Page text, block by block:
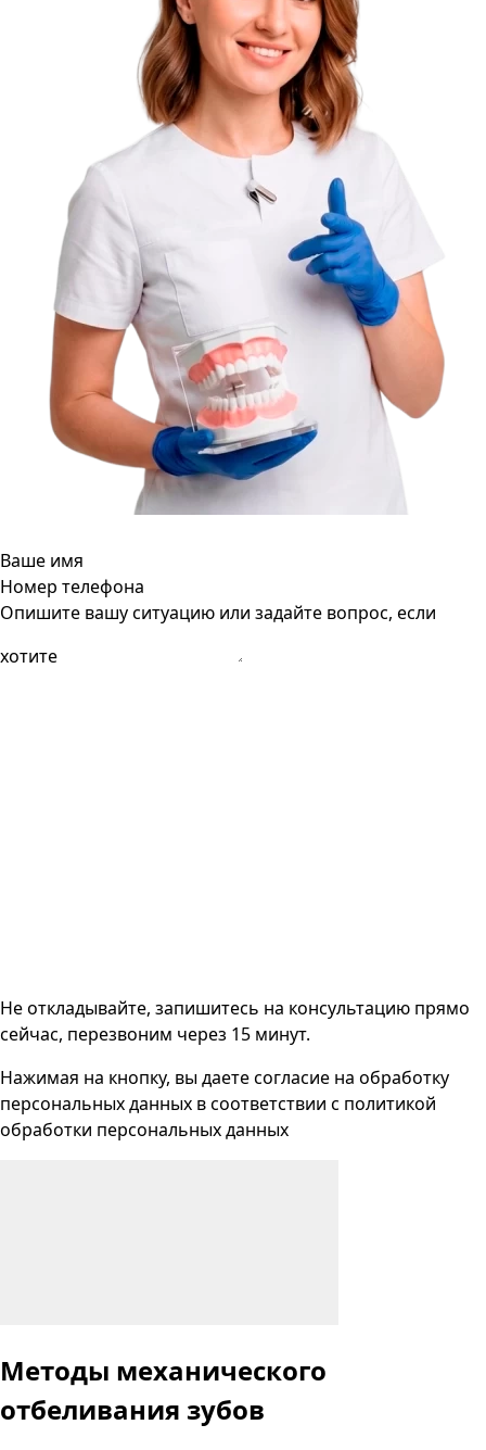
Ваше имя
Номер телефона
Опишите вашу ситуацию или задайте вопрос, если
хотите
Не откладывайте, запишитесь на консультацию прямо
сейчас, перезвоним через 15 минут.
Нажимая на кнопку, вы даете согласие на обработку
персональных данных в соответствии с политикой
обработки персональных данных
Методы механического
отбеливания зубов